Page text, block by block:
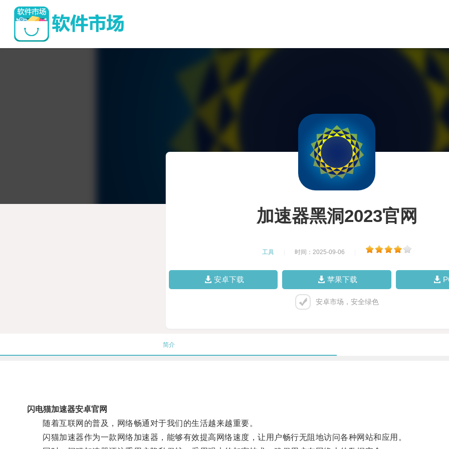
加速器黑洞2023官网
工具 时间：2025-09-06
安卓下载 苹果下载
安卓市场，安全绿色
简介
闪电猫加速器安卓官网
随着互联网的普及，网络畅通对于我们的生活越来越重要。
闪猫加速器作为一款网络加速器，能够有效提高网络速度，让用户畅行无阻地访问各种网站和应用。